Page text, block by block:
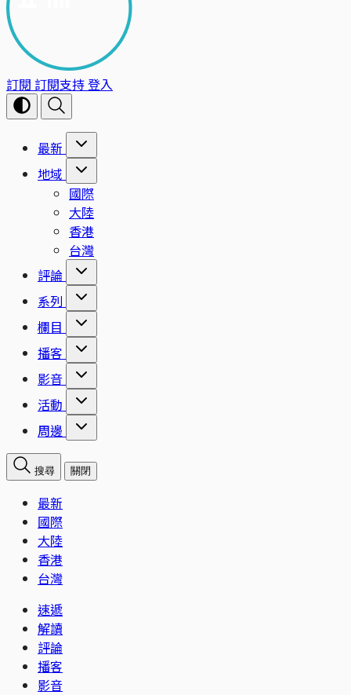
訂閱 訂閱支持登入
最新
地域
國際
大陸
香港
台灣
評論
系列
欄目
播客
影音
活動
周邊
搜尋 關閉
最新
國際
大陸
香港
台灣
速遞
解讀
評論
播客
影音